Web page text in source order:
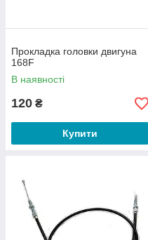
Прокладка головки двигуна
168F
В наявності
120 ₴
Купити